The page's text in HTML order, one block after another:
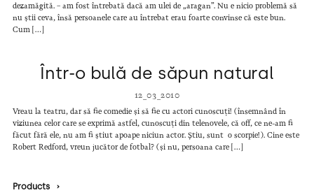
dezamăgită. – am fost întrebată dacă am ulei de „aragan”. Nu e nicio problemă să
nu știi ceva, însă persoanele care au întrebat erau foarte convinse că este bun.
Cum […]
Într-o bulă de săpun natural
12_03_2010
Vreau la teatru, dar să fie comedie și să fie cu actori cunoscuți! (însemnând în
viziunea celor care se exprimă astfel, cunoscuți din telenovele, că off, ce ne-am fi
făcut fără ele, nu am fi știut apoape niciun actor. Știu, sunt o scorpie!). Cine este
Robert Redford, vreun jucător de fotbal? (și nu, persoana care […]
Products ›